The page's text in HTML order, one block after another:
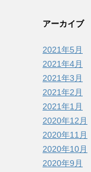
アーカイブ
2021年5月
2021年4月
2021年3月
2021年2月
2021年1月
2020年12月
2020年11月
2020年10月
2020年9月